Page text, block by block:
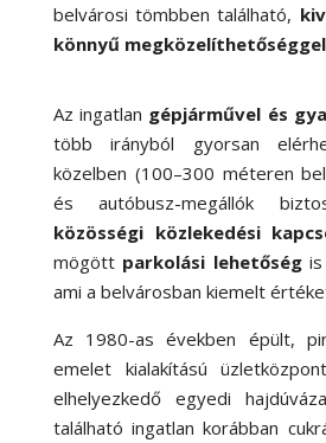
belvárosi tömbben található,
könnyű megközelíthetőséggel
Az ingatlan gépjárművel és
több irányból gyorsan
közelben (100–300 méteren
és autóbusz-megállók
közösségi közlekedési
mögött parkolási lehetőségis
ami a belvárosban kiemelt
Az 1980-as években épült,
emelet kialakítású
elhelyezkedő egyedi
található ingatlan korábban